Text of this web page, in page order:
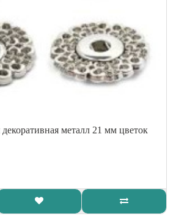
металл 21 мм цветок